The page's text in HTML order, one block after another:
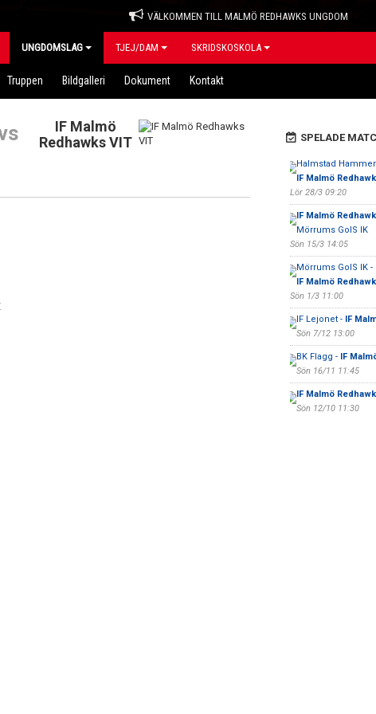
VÄLKOMMEN TILL MALMÖ REDHAWKS UNGDOM
UNGDOMSLAG TJEJ/DAM SKRIDSKOSKOLA
Truppen Bildgalleri Dokument Kontakt
IF Malmö
Redhawks VIT
SPELADE
Halmstad
IF Malmö
Lör 28/3 09:20
IF Malmö
Mörrums GoIS IK
Sön 15/3 14:05
Mörrums GoIS IK -
IF Malmö
Sön 1/3 11:00
IF Lejonet - IF
Sön 7/12 13:00
BK Flagg - IF
Sön 16/11 11:45
IF Malmö
Sön 12/10 11:30